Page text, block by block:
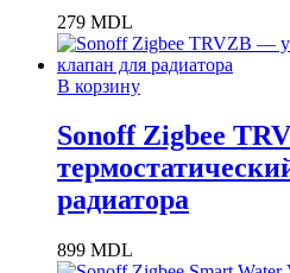
279 MDL
В корзину
Sonoff Zigbee
радиатора
899 MDL